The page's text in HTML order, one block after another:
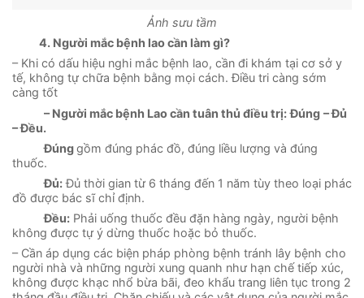
Ảnh sưu tầm
4. Người mắc bệnh lao cần làm gì?
– Khi có dấu hiệu nghi mắc bệnh lao, cần đi khám tại cơ sở y
tế, không tự chữa bệnh bằng mọi cách. Điều tri càng sớm
càng tốt
–Người mắc bệnh Lao cần tuân thủ điều trị: Đúng – Đủ
– Đều.
Đúnggồm đúng phác đồ, đúng liều lượng và đúng
thuốc.
Đủ:Đủ thời gian từ 6 tháng đến 1 năm tùy theo loại phác
đồ được bác sĩ chỉ định.
Đều: Phải uống thuốc đều đặn hàng ngày, người bệnh
không được tự ý dừng thuốc hoặc bỏ thuốc.
– Cần áp dụng các biện pháp phòng bệnh tránh lây bệnh cho
người nhà và những người xung quanh như hạn chế tiếp xúc,
không được khạc nhổ bừa bãi, đeo khẩu trang liên tục trong 2